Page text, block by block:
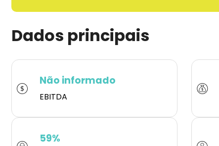
Dados principais
Não informado
EBITDA
59%